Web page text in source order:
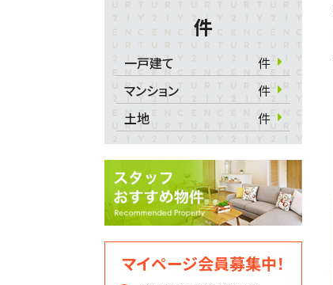
件
一戸建て
件
マンション
件
土地
件
マイページ会員募集中！